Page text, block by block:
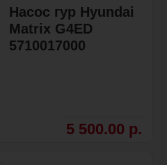
5 500.00 р.
Насос гур Hyundai
Matrix G4ED
5710017000